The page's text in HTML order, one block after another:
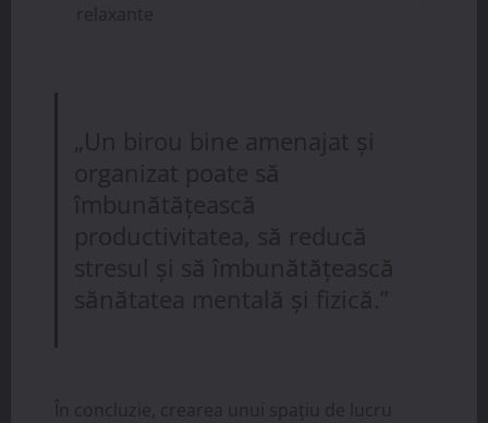
relaxante
„Un birou bine amenajat și
organizat poate să
îmbunătățească
productivitatea, să reducă
stresul și să îmbunătățească
sănătatea mentală și fizică.”
În concluzie, crearea unui spațiu de lucru